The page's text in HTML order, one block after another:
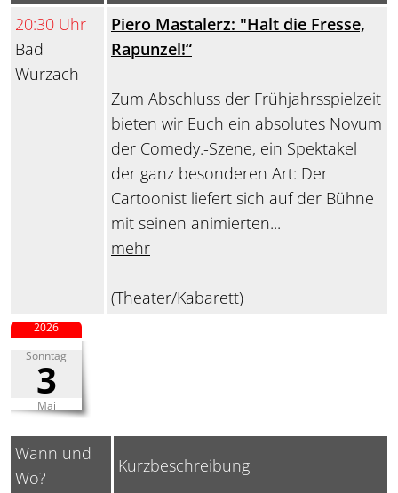
20:30 Uhr
Bad
Wurzach
Piero Mastalerz: "Halt die Fresse,
Rapunzel!“
Zum Abschluss der Frühjahrsspielzeit
bieten wir Euch ein absolutes Novum
der Comedy.-Szene, ein Spektakel
der ganz besonderen Art: Der
Cartoonist liefert sich auf der Bühne
mit seinen animierten...
mehr
(Theater/Kabarett)
Sonntag
3
Mai
2026
Wann und
Wo?
Kurzbeschreibung